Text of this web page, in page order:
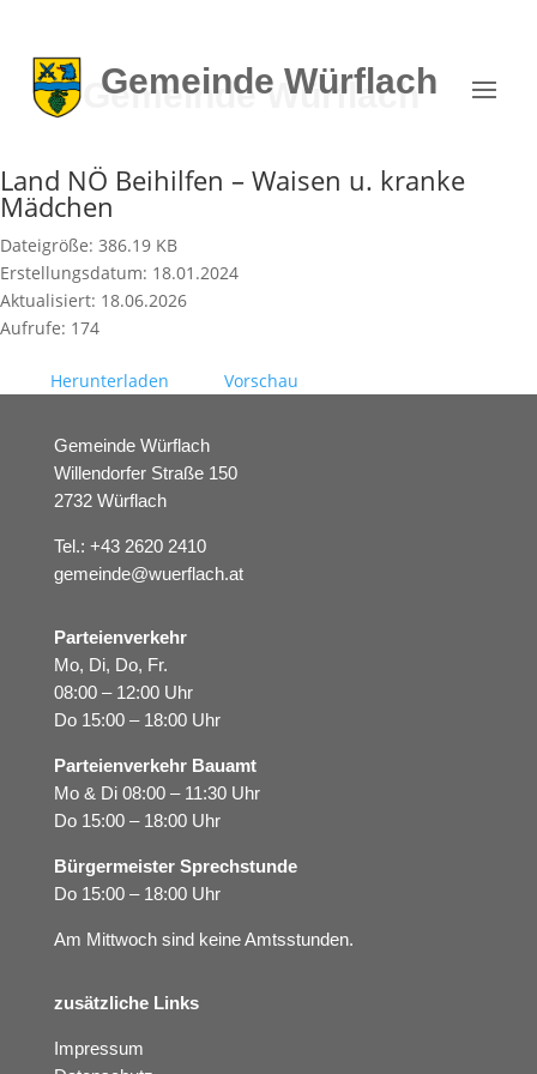
Gemeinde Würflach
Land NÖ Beihilfen – Waisen u. kranke
Mädchen
Dateigröße: 386.19 KB
Erstellungsdatum: 18.01.2024
Aktualisiert: 18.06.2026
Aufrufe: 174
Herunterladen Vorschau
Gemeinde Würflach
Willendorfer Straße 150
2732 Würflach
Tel.: +43 2620 2410
gemeinde@wuerflach.at
Parteienverkehr
Mo, Di, Do, Fr.
08:00 – 12:00 Uhr
Do 15:00 – 18:00 Uhr
Parteienverkehr Bauamt
Mo & Di 08:00 – 11:30 Uhr
Do 15:00 – 18:00 Uhr
Bürgermeister Sprechstunde
Do 15:00 – 18:00 Uhr
Am Mittwoch sind keine Amtsstunden.
zusätzliche Links
Impressum